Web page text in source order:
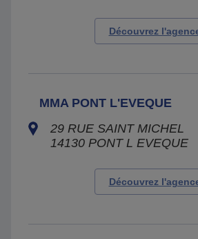
Découvrez
MMA PONT L'EVEQUE
29 RUE SAINT MICHEL
14130 PONT L EVEQUE
Découvrez